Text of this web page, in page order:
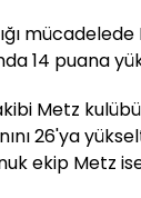
14 puana
Metz
26'ya
ekip Metz